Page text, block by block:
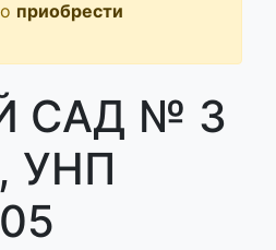
приобрести
САД № 3
УНП